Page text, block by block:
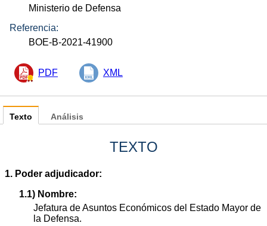
Ministerio de Defensa
Referencia:
BOE-B-2021-41900
PDF XML
Texto
TEXTO
1. Poder adjudicador:
1.1) Nombre:
Jefatura de Asuntos Económicos del Estado Mayor de
la Defensa.
Análisis